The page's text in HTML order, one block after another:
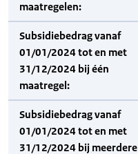
maatregelen:
Subsidiebedrag vanaf
01/01/2024 tot en met
31/12/2024 bij één
maatregel:
Subsidiebedrag vanaf
01/01/2024 tot en met
31/12/2024 bij meerdere